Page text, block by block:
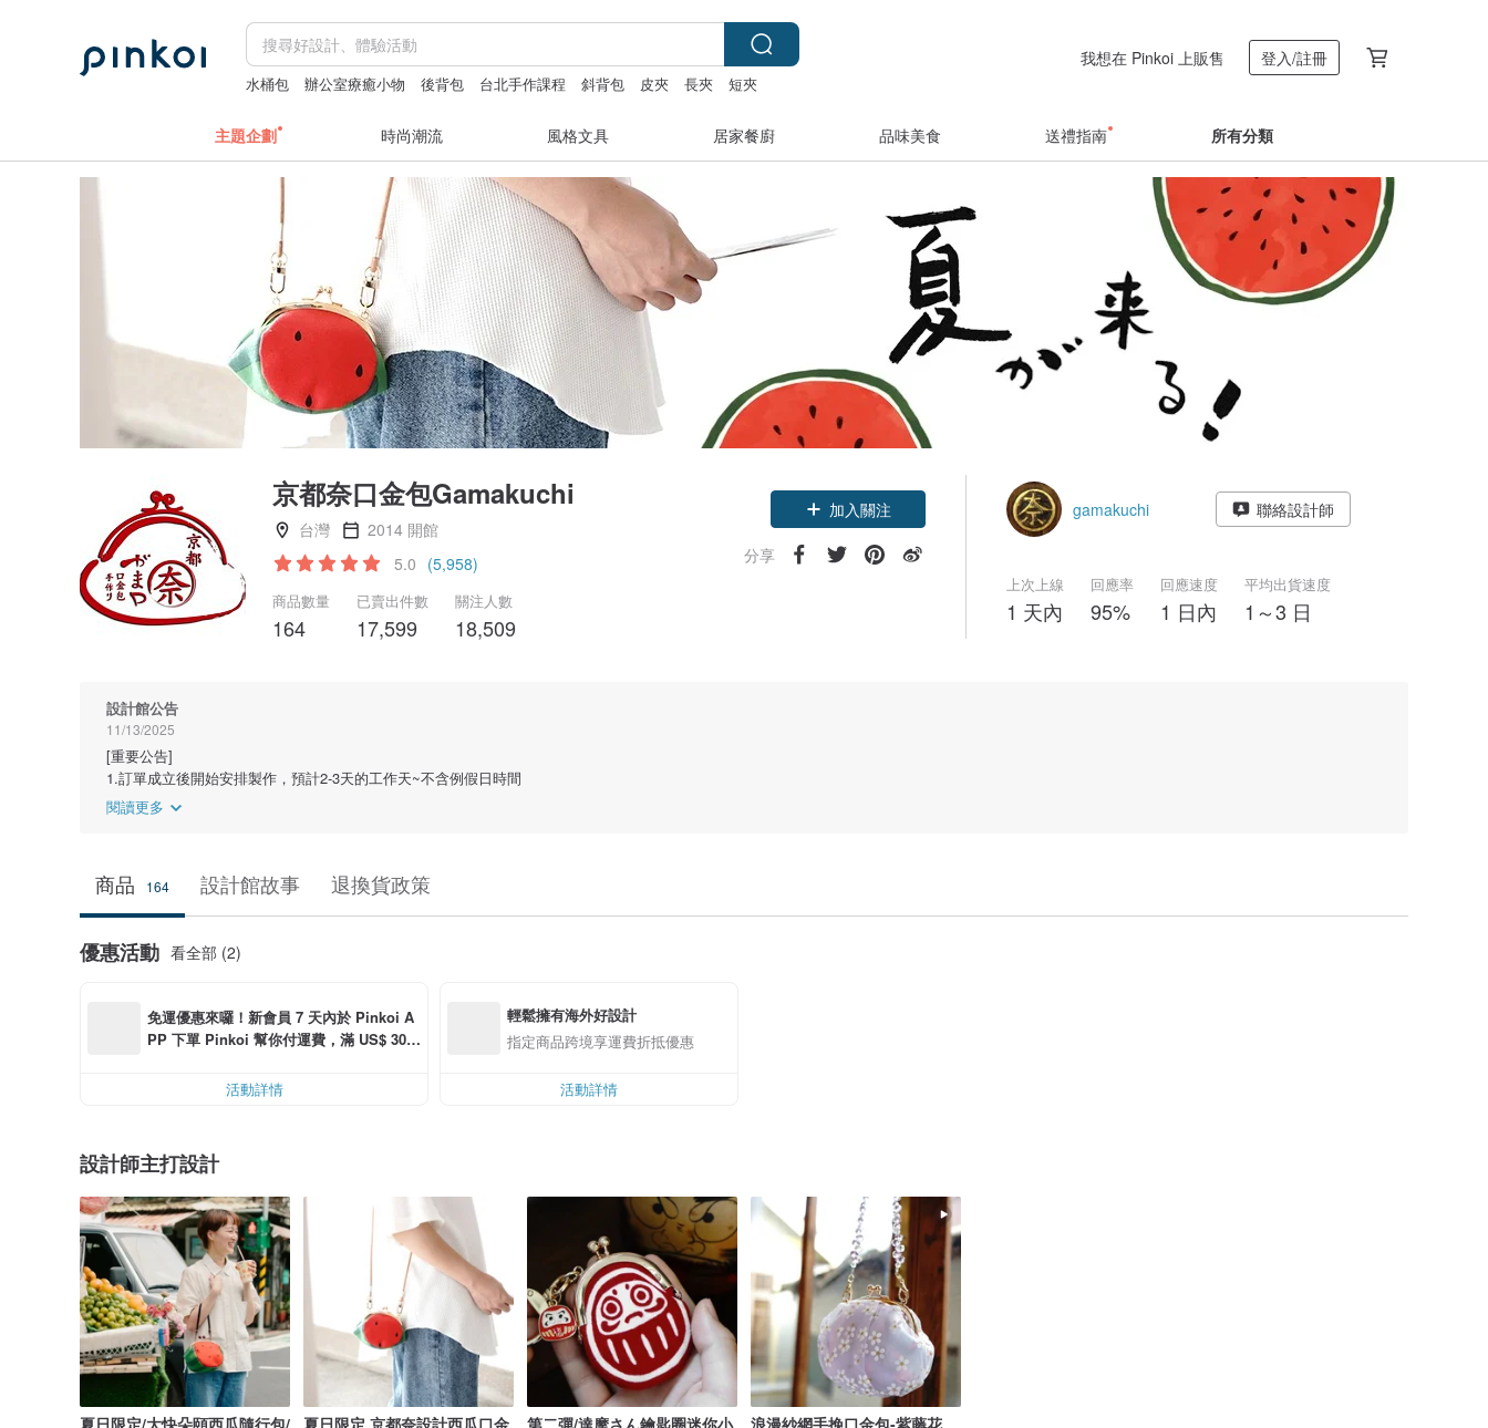
水桶包 辦公室療癒小物 後背包 台北手作課程 斜背包 皮夾 長夾 短夾
我想在 Pinkoi 上販售 登入/註冊
主題企劃 時尚潮流 風格文具 居家餐廚 品味美食 送禮指南 所有分類
京都奈口金包Gamakuchi
台灣
2014 開館
5.0 (5,958)
商品數量
164
已賣出件數
17,599
關注人數
18,509
加入關注
分享
gamakuchi 聯絡設計師
上次上線
1 天內
回應率
95%
回應速度
1 日內
平均出貨速度
1～3 日
設計館公告
11/13/2025
[重要公告]
1.訂單成立後開始安排製作，預計2-3天的工作天~不含例假日時間
閱讀更多
商品 164 設計館故事 退換貨政策
優惠活動 看全部 (2)
免運優惠來囉！新會員 7 天內於 Pinkoi A
PP 下單 Pinkoi 幫你付運費，滿 US$ 30.0
活動詳情
輕鬆擁有海外好設計
指定商品跨境享運費折抵優惠
活動詳情
設計師主打設計
夏日限定/大快朵頤西瓜隨行包/ 夏日限定 京都奈設計西瓜口金
第二彈/達摩さん鑰匙圈迷你小
浪漫紗網手挽口金包-紫藤花